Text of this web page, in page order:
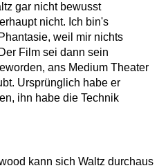
gar nicht bewusst
nicht. Ich bin's
weil mir nichts
Film sei dann sein
ans Medium Theater
Ursprünglich habe er
ihn habe die Technik
kann sich Waltz durchaus